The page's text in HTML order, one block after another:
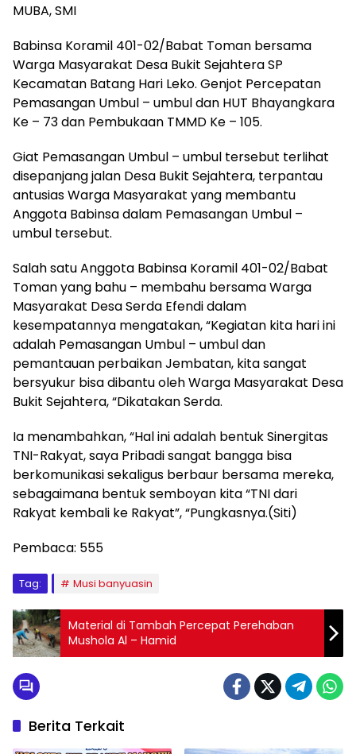
MUBA, SMI
Babinsa Koramil 401-02/Babat Toman bersama
Warga Masyarakat Desa Bukit Sejahtera SP
Kecamatan Batang Hari Leko. Genjot Percepatan
Pemasangan Umbul – umbul dan HUT Bhayangkara
Ke – 73 dan Pembukaan TMMD Ke – 105.
Giat Pemasangan Umbul – umbul tersebut terlihat
disepanjang jalan Desa Bukit Sejahtera, terpantau
antusias Warga Masyarakat yang membantu
Anggota Babinsa dalam Pemasangan Umbul –
umbul tersebut.
Salah satu Anggota Babinsa Koramil 401-02/Babat
Toman yang bahu – membahu bersama Warga
Masyarakat Desa Serda Efendi dalam
kesempatannya mengatakan, “Kegiatan kita hari ini
adalah Pemasangan Umbul – umbul dan
pemantauan perbaikan Jembatan, kita sangat
bersyukur bisa dibantu oleh Warga Masyarakat Desa
Bukit Sejahtera, “Dikatakan Serda.
Ia menambahkan, “Hal ini adalah bentuk Sinergitas
TNI-Rakyat, saya Pribadi sangat bangga bisa
berkomunikasi sekaligus berbaur bersama mereka,
sebagaimana bentuk semboyan kita “TNI dari
Rakyat kembali ke Rakyat”, “Pungkasnya.(Siti)
Pembaca: 555
Tag: Musi banyuasin
Material di Tambah Percepat Perehaban
Mushola Al – Hamid
Berita Terkait